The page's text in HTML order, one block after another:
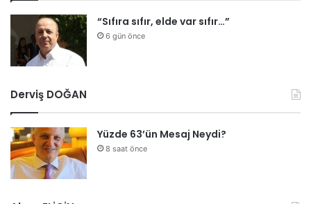
“Sıfıra sıfır, elde var sıfır…”
6 gün önce
Derviş DOĞAN
Yüzde 63’ün Mesaj Neydi?
8 saat önce